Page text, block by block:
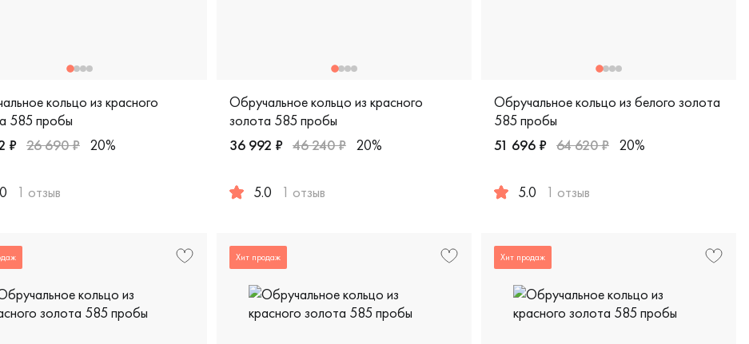
пробы, дизайнерская, 100-7120
кольцо из красного
585 пробы
₽ 26 690 ₽ 20%
1 отзыв
Обручальное кольцо из красного
золота 585 пробы
36 992 ₽ 46 240 ₽ 20%
5.0 1 отзыв
Обручальное кольцо из белого золота
585 пробы
51 696 ₽ 64 620 ₽ 20%
5.0 1 отзыв
Хит продаж Хит продаж